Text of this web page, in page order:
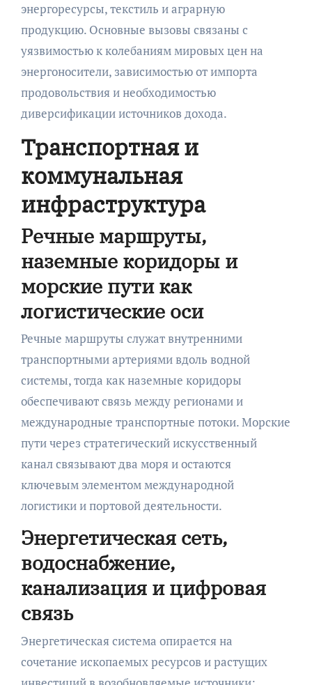
энергоресурсы, текстиль и аграрную
продукцию. Основные вызовы связаны с
уязвимостью к колебаниям мировых цен на
энергоносители, зависимостью от импорта
продовольствия и необходимостью
диверсификации источников дохода.
Транспортная и
коммунальная
инфраструктура
Речные маршруты,
наземные коридоры и
морские пути как
логистические оси
Речные маршруты служат внутренними
транспортными артериями вдоль водной
системы, тогда как наземные коридоры
обеспечивают связь между регионами и
международные транспортные потоки. Морские
пути через стратегический искусственный
канал связывают два моря и остаются
ключевым элементом международной
логистики и портовой деятельности.
Энергетическая сеть,
водоснабжение,
канализация и цифровая
связь
Энергетическая система опирается на
сочетание ископаемых ресурсов и растущих